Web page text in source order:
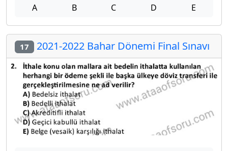
A B C D E
17 2021-2022 Bahar Dönemi Final Sınavı